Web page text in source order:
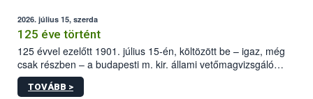
2026. július 15, szerda
125 éve történt
125 évvel ezelőtt 1901. július 15-én, költözött be – igaz, még
csak részben – a budapesti m. kir. állami vetőmagvizsgáló
állomás a Kis Rókus utca 15. szám alatti, Czigler Győző által
tervezett új épületébe.
TOVÁBB >